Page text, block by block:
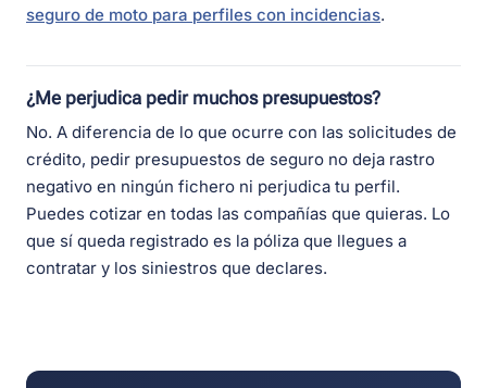
seguro de moto para perfiles con incidencias.
¿Me perjudica pedir muchos presupuestos?
No. A diferencia de lo que ocurre con las solicitudes de
crédito, pedir presupuestos de seguro no deja rastro
negativo en ningún fichero ni perjudica tu perfil.
Puedes cotizar en todas las compañías que quieras. Lo
que sí queda registrado es la póliza que llegues a
contratar y los siniestros que declares.